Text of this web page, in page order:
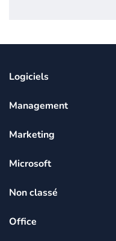
Logiciels
Management
Marketing
Microsoft
Non classé
Office